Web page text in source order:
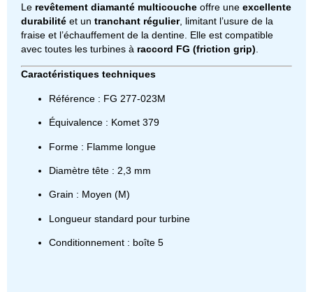
Le revêtement diamanté multicouche offre une excellente
durabilité et un tranchant régulier, limitant l’usure de la
fraise et l’échauffement de la dentine. Elle est compatible
avec toutes les turbines à raccord FG (friction grip)
Caractéristiques techniques
Référence : FG 277-023M
Équivalence : Komet 379
Forme : Flamme longue
Diamètre tête : 2,3 mm
Grain : Moyen (M)
Longueur standard pour turbine
Conditionnement : boîte 5